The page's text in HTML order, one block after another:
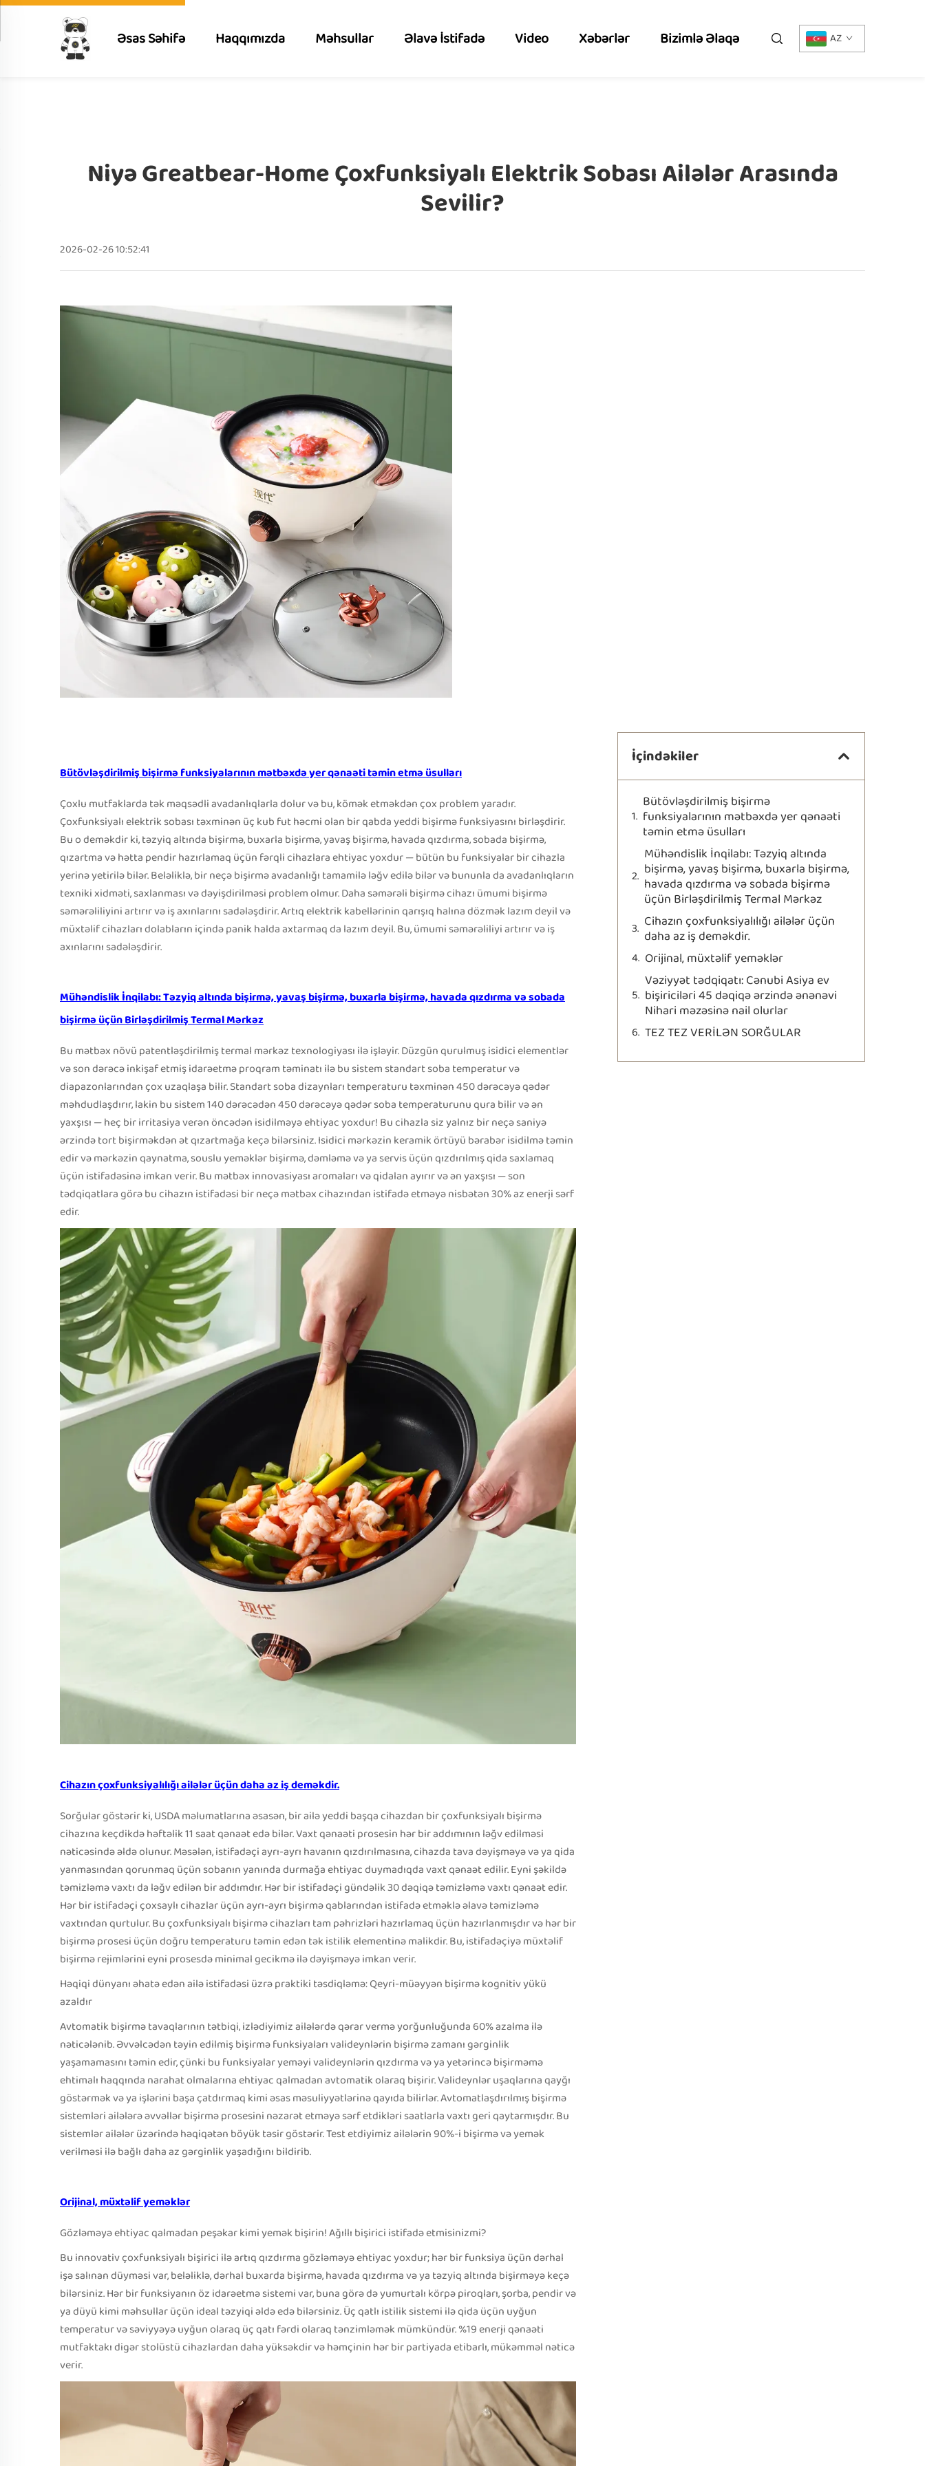
Əsas Səhifə Haqqımızda Məhsullar Əlavə İstifadə Video Xəbərlər Bizimlə Əlaqə AZ
Niyə Greatbear-Home Çoxfunksiyalı Elektrik Sobası Ailələr Arasında
Sevilir?
2026-02-26 10:52:41
Bütövləşdirilmiş bişirmə funksiyalarının mətbəxdə yer qənaəti təmin etmə üsulları
Çoxlu mutfaklarda tək məqsədli avadanlıqlarla dolur və bu, kömək etməkdən çox problem yaradır.
Çoxfunksiyalı elektrik sobası təxminən üç kub fut həcmi olan bir qabda yeddi bişirmə funksiyasını birləşdirir.
Bu o deməkdir ki, təzyiq altında bişirmə, buxarla bişirmə, yavaş bişirmə, havada qızdırma, sobada bişirmə,
qızartma və hətta pendir hazırlamaq üçün fərqli cihazlara ehtiyac yoxdur — bütün bu funksiyalar bir cihazla
yerinə yetirilə bilər. Beləliklə, bir neçə bişirmə avadanlığı tamamilə ləğv edilə bilər və bununla da avadanlıqların
texniki xidməti, saxlanması və dəyişdirilməsi problem olmur. Daha səmərəli bişirmə cihazı ümumi bişirmə
səmərəliliyini artırır və iş axınlarını sadələşdirir. Artıq elektrik kabellərinin qarışıq halına dözmək lazım deyil və
müxtəlif cihazları dolabların içində panik halda axtarmaq da lazım deyil. Bu, ümumi səmərəliliyi artırır və iş
axınlarını sadələşdirir.
Mühəndislik İnqilabı: Təzyiq altında bişirmə, yavaş bişirmə, buxarla bişirmə, havada qızdırma və sobada
bişirmə üçün Birləşdirilmiş Termal Mərkəz
Bu mətbəx növü patentləşdirilmiş termal mərkəz texnologiyası ilə işləyir. Düzgün qurulmuş isidici elementlər
və son dərəcə inkişaf etmiş idarəetmə proqram təminatı ilə bu sistem standart soba temperatur və
diapazonlarından çox uzaqlaşa bilir. Standart soba dizaynları temperaturu təxminən 450 dərəcəyə qədər
məhdudlaşdırır, lakin bu sistem 140 dərəcədən 450 dərəcəyə qədər soba temperaturunu qura bilir və ən
yaxşısı — heç bir irritasiya verən öncədən isidilməyə ehtiyac yoxdur! Bu cihazla siz yalnız bir neçə saniyə
ərzində tort bişirməkdən ət qızartmağa keçə bilərsiniz. Isidici mərkəzin keramik örtüyü bərabər isidilmə təmin
edir və mərkəzin qaynatma, souslu yeməklər bişirmə, dəmləmə və ya servis üçün qızdırılmış qida saxlamaq
üçün istifadəsinə imkan verir. Bu mətbəx innovasiyası aromaları və qidalan ayırır və ən yaxşısı — son
tədqiqatlara görə bu cihazın istifadəsi bir neçə mətbəx cihazından istifadə etməyə nisbətən 30% az enerji sərf
edir.
Cihazın çoxfunksiyalılığı ailələr üçün daha az iş deməkdir.
Sorğular göstərir ki, USDA məlumatlarına əsasən, bir ailə yeddi başqa cihazdan bir çoxfunksiyalı bişirmə
cihazına keçdikdə həftəlik 11 saat qənaət edə bilər. Vaxt qənaəti prosesin hər bir addımının ləğv edilməsi
nəticəsində əldə olunur. Məsələn, istifadəçi ayrı-ayrı havanın qızdırılmasına, cihazda tava dəyişməyə və ya qida
yanmasından qorunmaq üçün sobanın yanında durmağa ehtiyac duymadıqda vaxt qənaət edilir. Eyni şəkildə
təmizləmə vaxtı da ləğv edilən bir addımdır. Hər bir istifadəçi gündəlik 30 dəqiqə təmizləmə vaxtı qənaət edir.
Hər bir istifadəçi çoxsaylı cihazlar üçün ayrı-ayrı bişirmə qablarından istifadə etməklə əlavə təmizləmə
vaxtından qurtulur. Bu çoxfunksiyalı bişirmə cihazları tam pəhrizləri hazırlamaq üçün hazırlanmışdır və hər bir
bişirmə prosesi üçün doğru temperaturu təmin edən tək istilik elementinə malikdir. Bu, istifadəçiyə müxtəlif
bişirmə rejimlərini eyni prosesdə minimal gecikmə ilə dəyişməyə imkan verir.
Həqiqi dünyanı əhatə edən ailə istifadəsi üzrə praktiki təsdiqləmə: Qeyri-müəyyən bişirmə kognitiv yükü
azaldır
Avtomatik bişirmə tavaqlarının tətbiqi, izlədiyimiz ailələrdə qərar vermə yorğunluğunda 60% azalma ilə
nəticələnib. Əvvəlcədən təyin edilmiş bişirmə funksiyaları valideynlərin bişirmə zamanı gərginlik
yaşamamasını təmin edir, çünki bu funksiyalar yeməyi valideynlərin qızdırma və ya yetərincə bişirməmə
ehtimalı haqqında narahat olmalarına ehtiyac qalmadan avtomatik olaraq bişirir. Valideynlər uşaqlarına qayğı
göstərmək və ya işlərini başa çatdırmaq kimi əsas məsuliyyətlərinə qayıda bilirlər. Avtomatlaşdırılmış bişirmə
sistemləri ailələrə əvvəllər bişirmə prosesini nəzarət etməyə sərf etdikləri saatlarla vaxtı geri qaytarmışdır. Bu
sistemlər ailələr üzərində həqiqətən böyük təsir göstərir. Test etdiyimiz ailələrin 90%-i bişirmə və yemək
verilməsi ilə bağlı daha az gərginlik yaşadığını bildirib.
Orijinal, müxtəlif yeməklər
Gözləməyə ehtiyac qalmadan peşəkar kimi yemək bişirin! Ağıllı bişirici istifadə etmisinizmi?
Bu innovativ çoxfunksiyalı bişirici ilə artıq qızdırma gözləməyə ehtiyac yoxdur; hər bir funksiya üçün dərhal
işə salınan düyməsi var, beləliklə, dərhal buxarda bişirmə, havada qızdırma və ya təzyiq altında bişirməyə keçə
bilərsiniz. Hər bir funksiyanın öz idarəetmə sistemi var, buna görə də yumurtalı körpə piroqları, şorba, pendir və
ya düyü kimi məhsullar üçün ideal təzyiqi əldə edə bilərsiniz. Üç qatlı istilik sistemi ilə qida üçün uyğun
temperatur və səviyyəyə uyğun olaraq üç qatı fərdi olaraq tənzimləmək mümkündür. %19 enerji qənaəti
mutfaktakı digər stolüstü cihazlardan daha yüksəkdir və həmçinin hər bir partiyada etibarlı, mükəmməl nəticə
verir.
İçindəkiler
Bütövləşdirilmiş bişirmə
funksiyalarının mətbəxdə yer qənaəti
təmin etmə üsulları
Mühəndislik İnqilabı: Təzyiq altında
bişirmə, yavaş bişirmə, buxarla bişirmə,
havada qızdırma və sobada bişirmə
üçün Birləşdirilmiş Termal Mərkəz
Cihazın çoxfunksiyalılığı ailələr üçün
daha az iş deməkdir.
Orijinal, müxtəlif yeməklər
Vəziyyət tədqiqatı: Cənubi Asiya ev
bişiriciləri 45 dəqiqə ərzində ənənəvi
Nihari məzəsinə nail olurlar
TEZ TEZ VERİLƏN SORĞULAR